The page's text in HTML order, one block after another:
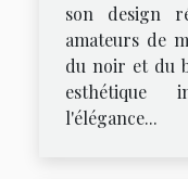
son design
amateurs de
du noir et du
esthétique
l'élégance...